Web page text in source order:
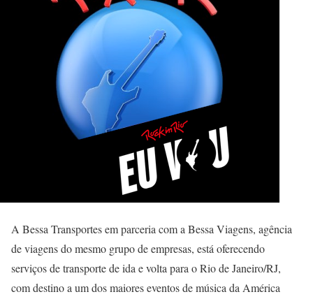
A Bessa Transportes em parceria com a Bessa Viagens, agência
de viagens do mesmo grupo de empresas, está oferecendo
serviços de transporte de ida e volta para o Rio de Janeiro/RJ,
com destino a um dos maiores eventos de música da América